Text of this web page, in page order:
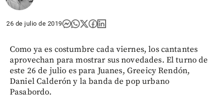
26 de julio de 2019
Como ya es costumbre cada viernes, los cantantes
aprovechan para mostrar sus novedades. El turno de
este 26 de julio es para Juanes, Greeicy Rendón,
Daniel Calderón y la banda de pop urbano
Pasabordo.